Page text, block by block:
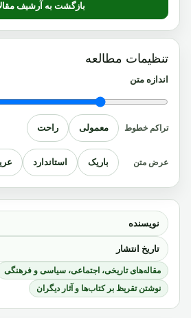
نویسنده
تاریخ انتشار
مقاله‌های تاریخی، اجتماعی، سیاسی و فرهنگی
نوشتن تقریظ بر کتاب‌ها و آثار دیگران
بازگشت به آرشیف
تنظیمات مطالعه
اندازه متن
تراکم خطوط معمولی راحت
عرض متن باریک استاندارد